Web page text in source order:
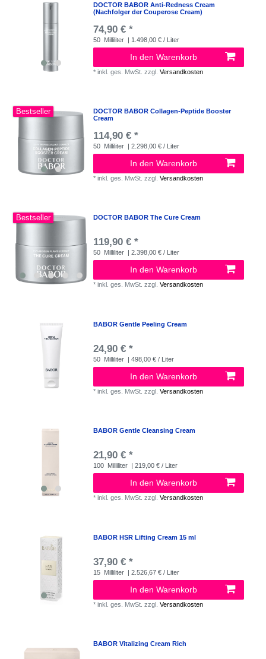
DOCTOR BABOR Anti-Redness Cream
(Nachfolger der Couperose Cream)
74,90 € *
50 Milliliter | 1.498,00 € / Liter
In den Warenkorb
*inkl. ges. MwSt. zzgl.Versandkosten
Bestseller
DOCTOR BABOR Collagen-Peptide Booster
Cream
114,90 € *
50 Milliliter | 2.298,00 € / Liter
In den Warenkorb
*inkl. ges. MwSt. zzgl.Versandkosten
Bestseller DOCTOR BABOR The Cure Cream
119,90 € *
50 Milliliter | 2.398,00 € / Liter
In den Warenkorb
*inkl. ges. MwSt. zzgl.Versandkosten
BABOR Gentle Peeling Cream
24,90 € *
50 Milliliter | 498,00 € / Liter
In den Warenkorb
*inkl. ges. MwSt. zzgl.Versandkosten
BABOR Gentle Cleansing Cream
21,90 € *
100 Milliliter | 219,00 € / Liter
In den Warenkorb
*inkl. ges. MwSt. zzgl.Versandkosten
BABOR HSR Lifting Cream 15 ml
37,90 € *
15 Milliliter | 2.526,67 € / Liter
In den Warenkorb
*inkl. ges. MwSt. zzgl.Versandkosten
BABOR Vitalizing Cream Rich